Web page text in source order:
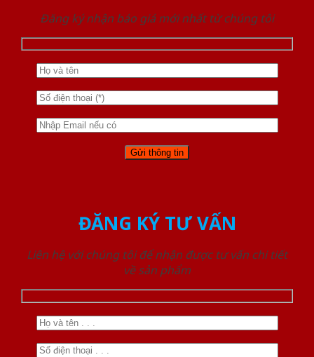
Đăng ký nhận báo giá mới nhất từ chúng tôi
ĐĂNG KÝ TƯ VẤN
Liên hệ với chúng tôi để nhận được tư vấn chi tiết
về sản phẩm